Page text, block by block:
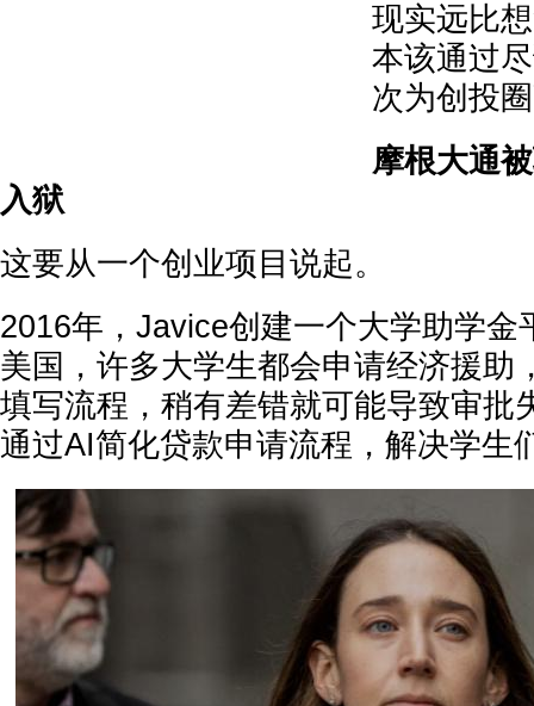
现实远比
本该通过
次为创投
摩根大通
入狱
这要从一个创业项目说起。
2016年，Javice创建一个大学助学
美国，许多大学生都会申请经济援助
填写流程，稍有差错就可能导致审批
通过AI简化贷款申请流程，解决学生